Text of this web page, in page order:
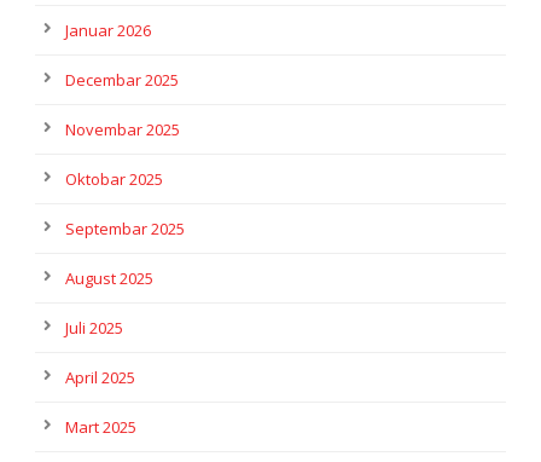
Januar 2026
Decembar 2025
Novembar 2025
Oktobar 2025
Septembar 2025
August 2025
Juli 2025
April 2025
Mart 2025